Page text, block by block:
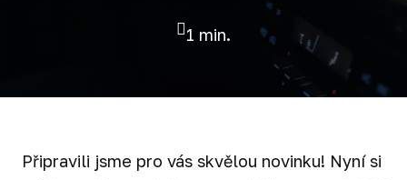
1 min.
Připravili jsme pro vás skvělou novinku! Nyní si